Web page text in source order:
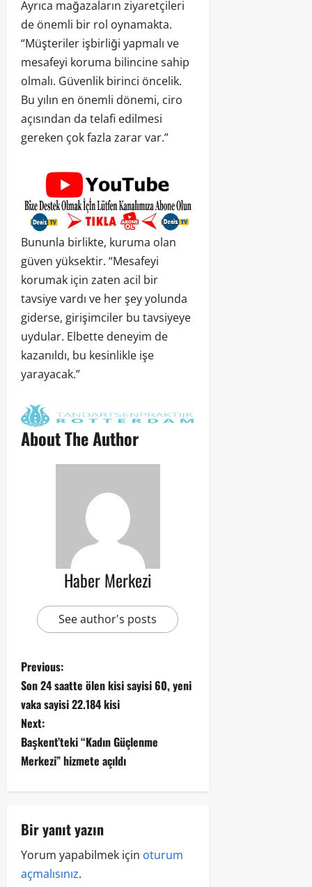
Ayrıca mağazaların ziyaretçileri
de önemli bir rol oynamakta.
“Müşteriler işbirliği yapmalı ve
mesafeyi koruma bilincine sahip
olmalı. Güvenlik birinci öncelik.
Bu yılın en önemli dönemi, ciro
açısından da telafi edilmesi
gereken çok fazla zarar var.”
Bununla birlikte, kuruma olan
güven yüksektir. “Mesafeyi
korumak için zaten acil bir
tavsiye vardı ve her şey yolunda
giderse, girişimciler bu tavsiyeye
uydular. Elbette deneyim de
kazanıldı, bu kesinlikle işe
yarayacak.”
About The Author
Haber Merkezi
See author's posts
Previous:
Son 24 saatte ölen kisi sayisi 60, yeni
vaka sayisi 22.184 kisi
Next:
Başkent’teki “Kadın Güçlenme
Merkezi” hizmete açıldı
Bir yanıt yazın
Yorum yapabilmek için oturum
açmalısınız.